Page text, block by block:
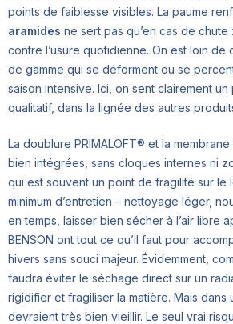
points de faiblesse visibles. La paume
aramides ne sert pas qu’en cas de
contre l’usure quotidienne. On est loin de
de gamme qui se déforment ou se
saison intensive. Ici, on sent clairement
qualitatif, dans la lignée des autres
La doublure PRIMALOFT® et la
bien intégrées, sans cloques internes ni
qui est souvent un point de fragilité sur le
minimum d’entretien – nettoyage léger,
en temps, laisser bien sécher à l’air libre
BENSON ont tout ce qu’il faut pour
hivers sans souci majeur. Évidemment,
faudra éviter le séchage direct sur un
rigidifier et fragiliser la matière. Mais dans
devraient très bien vieillir. Le seul vrai